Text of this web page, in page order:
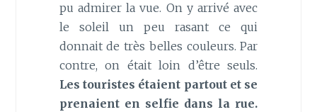
pu admirer la vue. On y arrivé avec
le soleil un peu rasant ce qui
donnait de très belles couleurs. Par
contre, on était loin d’être seuls.
Les touristes étaient partout et se
prenaient en selfie dans la rue.